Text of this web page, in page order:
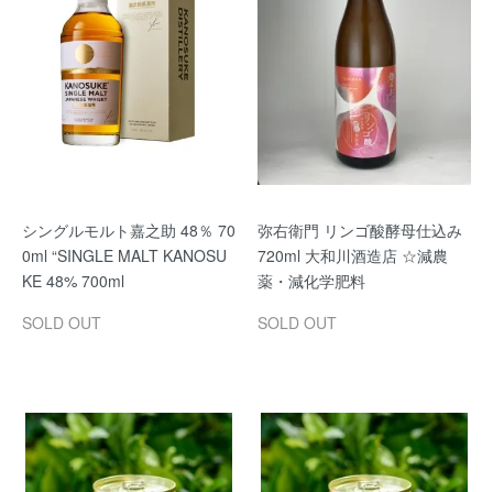
シングルモルト嘉之助 48％ 70
0ml “SINGLE MALT KANOSU
KE 48% 700ml
SOLD OUT
弥右衛門 リンゴ酸酵母仕込み
720ml 大和川酒造店 ☆減農
薬・減化学肥料
SOLD OUT